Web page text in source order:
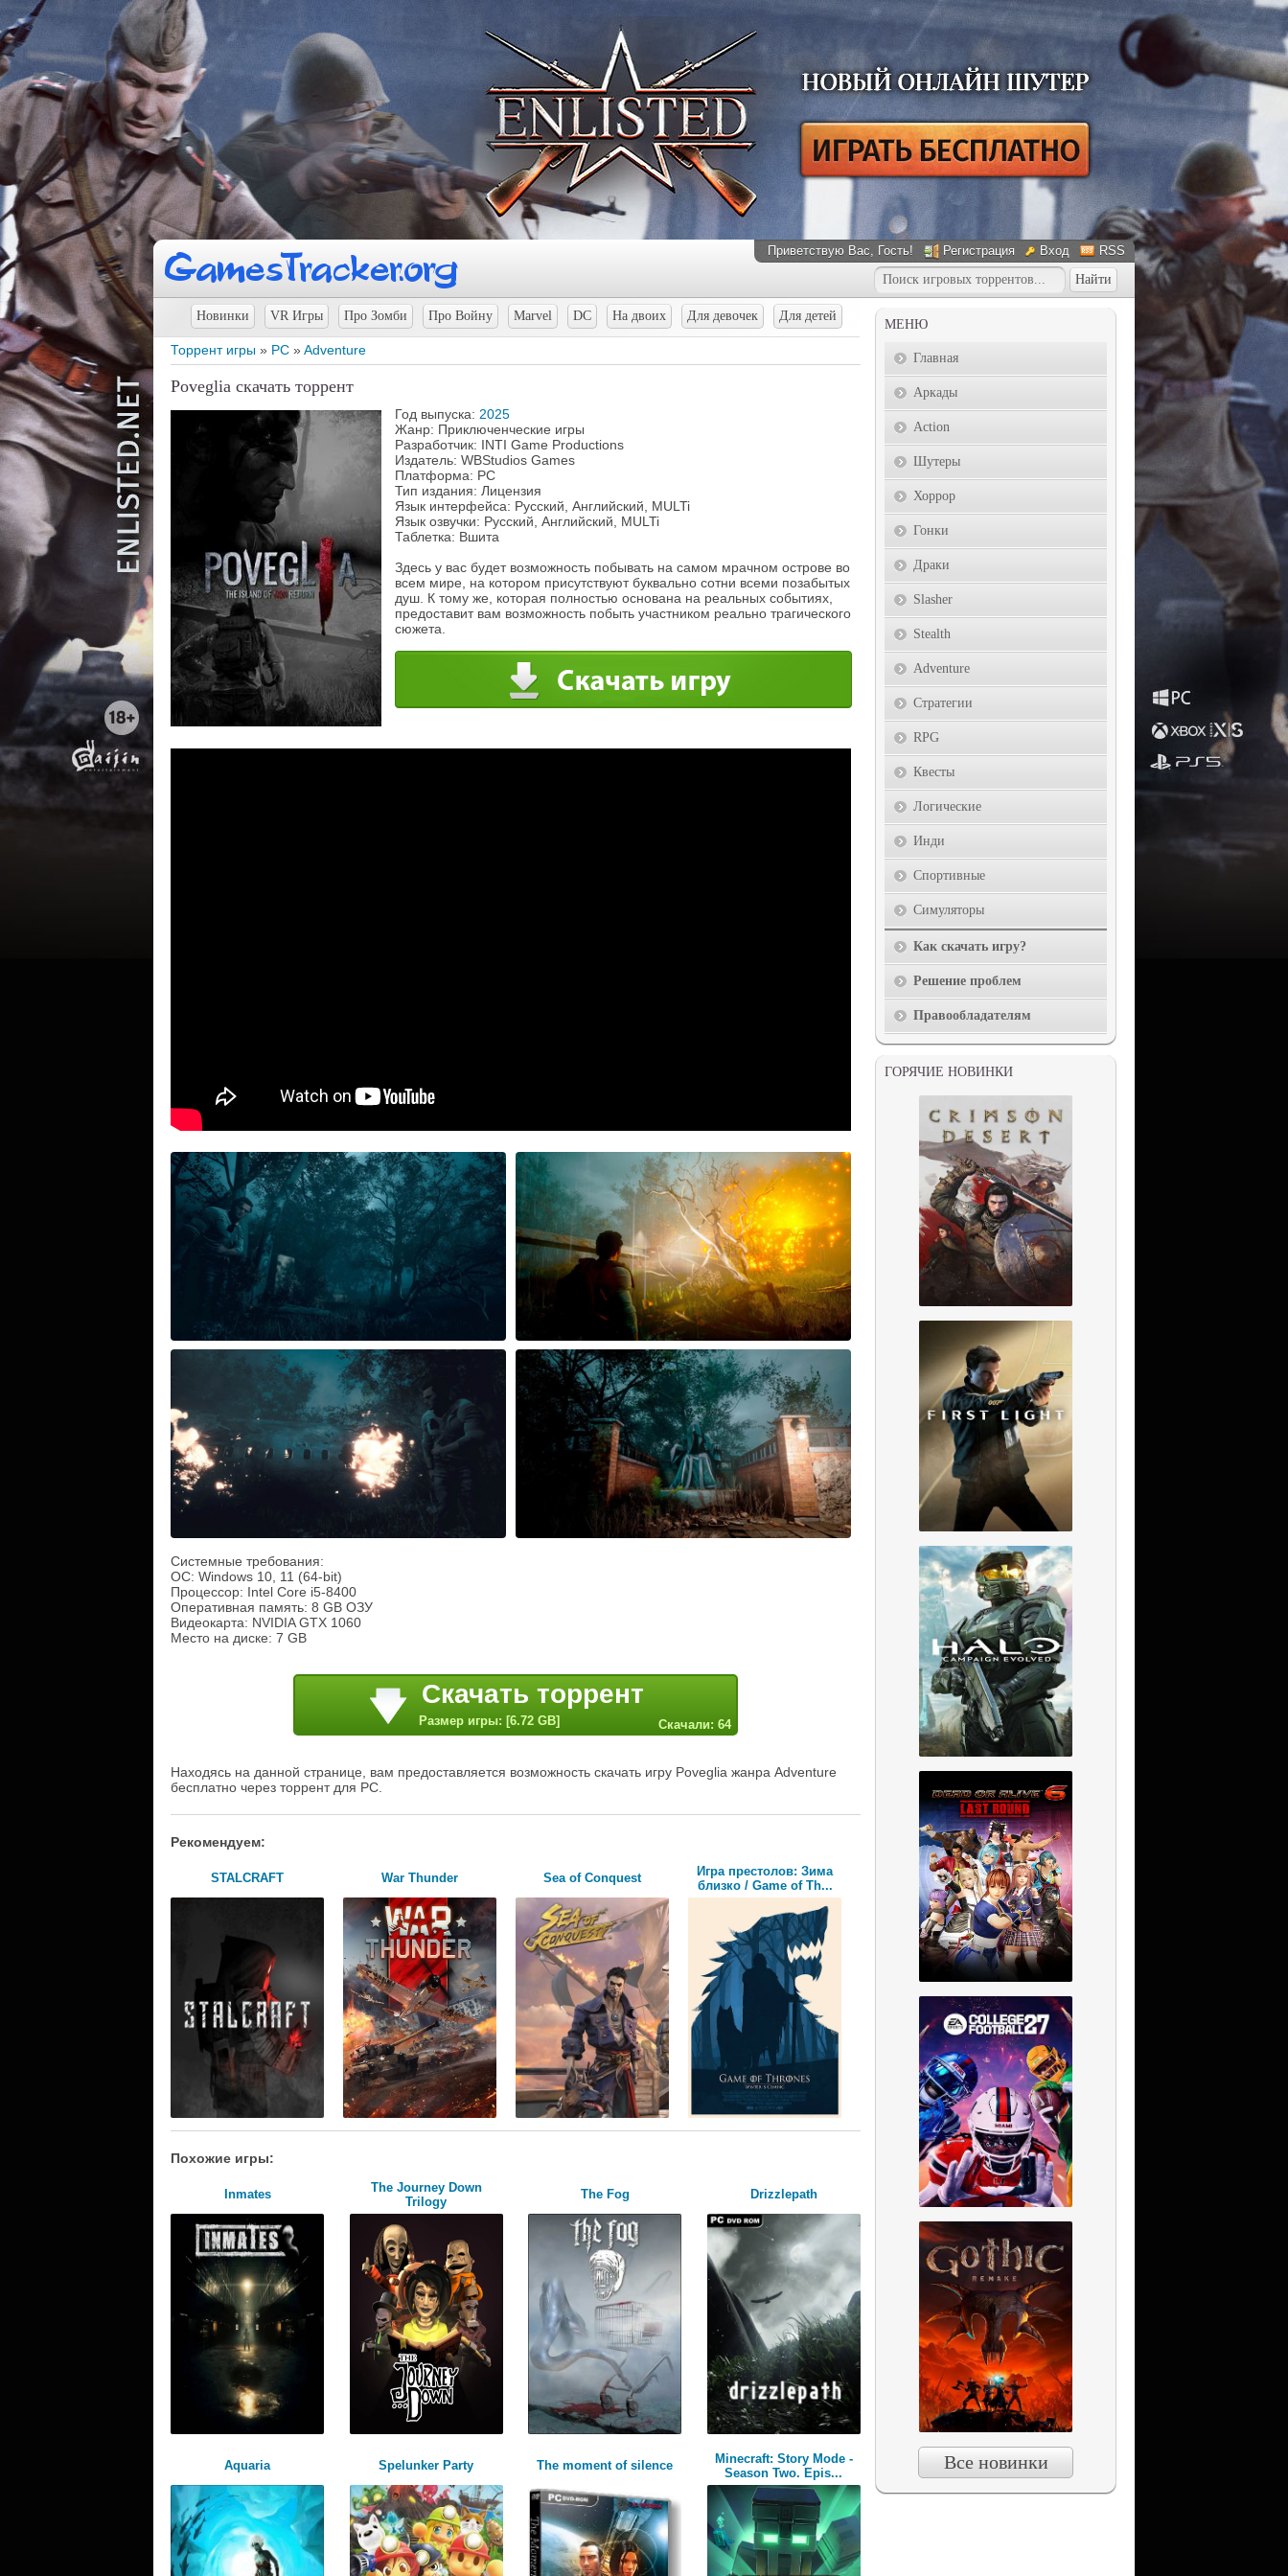
Приветствую Вас, Гость! Регистрация Вход RSS
Новинки VR Игры Про Зомби Про Войну Marvel DC На двоих Для девочек Для детей
Торрент игры » PC »Adventure
Poveglia скачать торрент
Год выпуска: 2025
Жанр: Приключенческие игры
Разработчик: INTI Game Productions
Издатель: WBStudios Games
Платформа: PC
Тип издания: Лицензия
Язык интерфейса: Русский, Английский, MULTi
Язык озвучки: Русский, Английский, MULTi
Таблетка: Вшита
Здесь у вас будет возможность побывать на самом мрачном острове во
всем мире, на котором присутствуют буквально сотни всеми позабытых
душ. К тому же, которая полностью основана на реальных событиях,
предоставит вам возможность побыть участником реально трагического
сюжета.
Системные требования:
ОС: Windows 10, 11 (64-bit)
Процессор: Intel Core i5-8400
Оперативная память: 8 GB ОЗУ
Видеокарта: NVIDIA GTX 1060
Место на диске: 7 GB
Скачать торрент
Размер игры: [6.72 GB] Скачали: 64
Находясь на данной странице, вам предоставляется возможность скачать игру Poveglia жанра Adventure
бесплатно через торрент для PC.
Рекомендуем:
STALCRAFT War Thunder Sea of Conquest
Игра престолов: Зима
близко / Game of Th...
Похожие игры:
Inmates
The Journey Down
Trilogy
The Fog Drizzlepath
Aquaria Spelunker Party The moment of silence
Minecraft: Story Mode -
Season Two. Epis...
МЕНЮ
Главная
Аркады
Action
Шутеры
Хоррор
Гонки
Драки
Slasher
Stealth
Adventure
Стратегии
RPG
Квесты
Логические
Инди
Спортивные
Симуляторы
Как скачать игру?
Решение проблем
Правообладателям
ГОРЯЧИЕ НОВИНКИ
Все новинки